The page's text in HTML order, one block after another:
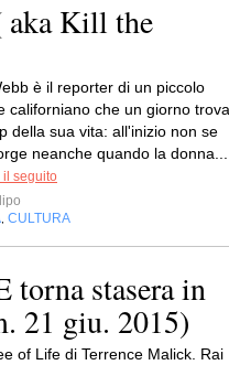
aka Kill the
è il reporter di un piccolo
californiano che un giorno trova
della sua vita: all'inizio non se
neanche quando la donna...
il seguito
, CULTURA
stasera in
21 giu. 2015)
of Life di Terrence Malick. Rai